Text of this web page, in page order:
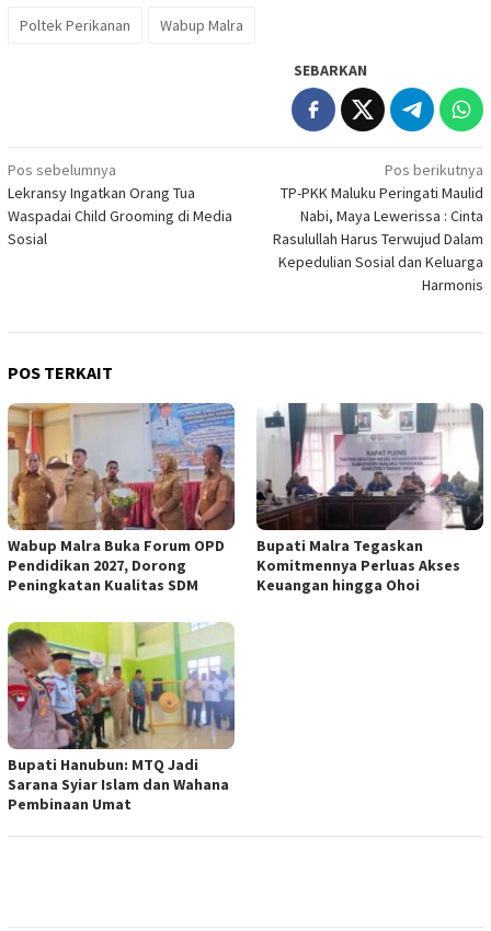
Poltek Perikanan Wabup Malra
SEBARKAN
Navigasi
pos
Pos sebelumnya
Lekransy Ingatkan Orang Tua
Waspadai Child Grooming di Media
Sosial
Pos berikutnya
TP-PKK Maluku Peringati Maulid
Nabi, Maya Lewerissa : Cinta
Rasulullah Harus Terwujud Dalam
Kepedulian Sosial dan Keluarga
Harmonis
POS TERKAIT
Wabup Malra Buka Forum OPD
Pendidikan 2027, Dorong
Peningkatan Kualitas SDM
Bupati Malra Tegaskan
Komitmennya Perluas Akses
Keuangan hingga Ohoi
Bupati Hanubun: MTQ Jadi
Sarana Syiar Islam dan Wahana
Pembinaan Umat